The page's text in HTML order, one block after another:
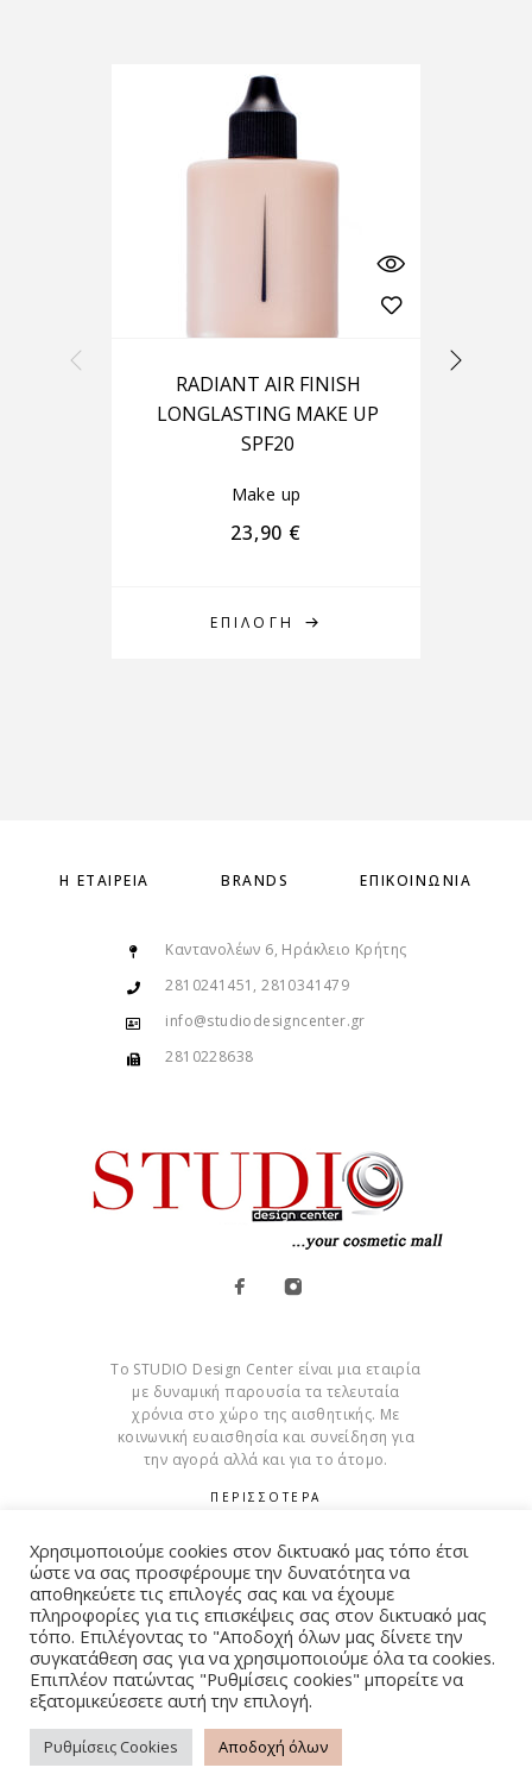
ΕΠΙΛΟΓΉ
RADIANT AIR FINISH
LONGLASTING MAKE UP
SPF20
Make up
23,90 €
Η ΕΤΑΙΡΕΊΑ BRANDS ΕΠΙΚΟΙΝΩΝΊΑ
Καντανολέων 6, Ηράκλειο Κρήτης
2810241451, 2810341479
info@studiodesigncenter.gr
2810228638
Το STUDIO Design Center είναι μια εταιρία
με δυναμική παρουσία τα τελευταία
χρόνια στο χώρο της αισθητικής. Με
κοινωνική ευαισθησία και συνείδηση για
την αγορά αλλά και για το άτομο.
ΠΕΡΙΣΣΟΤΕΡΑ
Cookies
© Copyright 2015 – 2026 . All Rights Reserved. Developed By
iWorx
ΌΡΟΙ ΧΡΉΣΗΣ ΠΟΛΙΤΙΚΉ ΑΠΟΡΡΉΤΟΥ
Χρησιμοποιούμε cookies στον δικτυακό μας τόπο έτσι
ώστε να σας προσφέρουμε την δυνατότητα να
αποθηκεύετε τις επιλογές σας και να έχουμε
πληροφορίες για τις επισκέψεις σας στον δικτυακό μας
τόπο. Επιλέγοντας το "Αποδοχή όλων μας δίνετε την
συγκατάθεση σας για να χρησιμοποιούμε όλα τα cookies.
Επιπλέον πατώντας "Ρυθμίσεις cookies" μπορείτε να
εξατομικεύεσετε αυτή την επιλογή.
Ρυθμίσεις Cookies Αποδοχή όλων